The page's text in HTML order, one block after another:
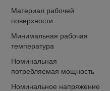
Материал рабочей
поверхности
Минимальная рабочая
температура
Номинальная
потребляемая мощность
Номинальное напряжение